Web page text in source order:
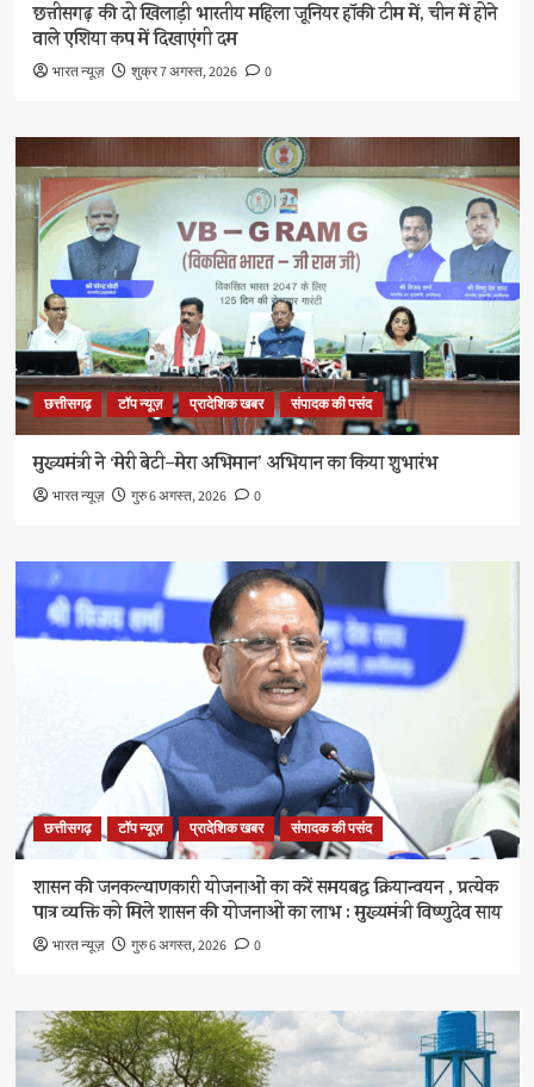
छत्तीसगढ़ की दो खिलाड़ी भारतीय महिला जूनियर हॉकी टीम में, चीन में होने
वाले एशिया कप में दिखाएंगी दम
भारत न्यूज़ शुक्र 7 अगस्त, 2026 0
छत्तीसगढ़ टॉप न्यूज़ प्रादेशिक खबर संपादक की पसंद
मुख्यमंत्री ने ‘मेरी बेटी–मेरा अभिमान’ अभियान का किया शुभारंभ
भारत न्यूज़ गुरु 6 अगस्त, 2026 0
छत्तीसगढ़ टॉप न्यूज़ प्रादेशिक खबर संपादक की पसंद
शासन की जनकल्याणकारी योजनाओं का करें समयबद्ध क्रियान्वयन , प्रत्येक
पात्र व्यक्ति को मिले शासन की योजनाओं का लाभ : मुख्यमंत्री विष्णुदेव साय
भारत न्यूज़ गुरु 6 अगस्त, 2026 0